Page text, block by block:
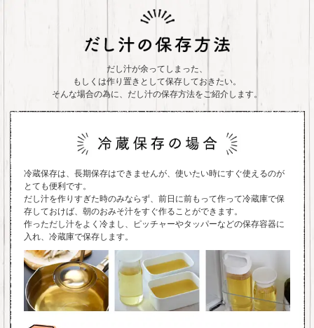
だし汁が余ってしまった、
もしくは作り置きとして保存しておきたい。
そんな場合の為に、だし汁の保存方法をご紹介します。
冷蔵保存は、長期保存はできませんが、使いたい時にすぐ使えるのが
とても便利です。
だし汁を作りすぎた時のみならず、前日に前もって作って冷蔵庫で保
存しておけば、朝のおみそ汁をすぐ作ることができます。
作っただし汁をよく冷まし、ピッチャーやタッパーなどの保存容器に
入れ、冷蔵庫で保存します。